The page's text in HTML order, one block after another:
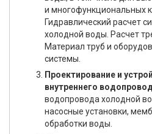
и многофункциональных
Гидравлический расчет
холодной воды. Расчет
Материал труб и
системы.
Проектирование и
внутреннего
водопровода холодной
насосные установки,
обработки воды.